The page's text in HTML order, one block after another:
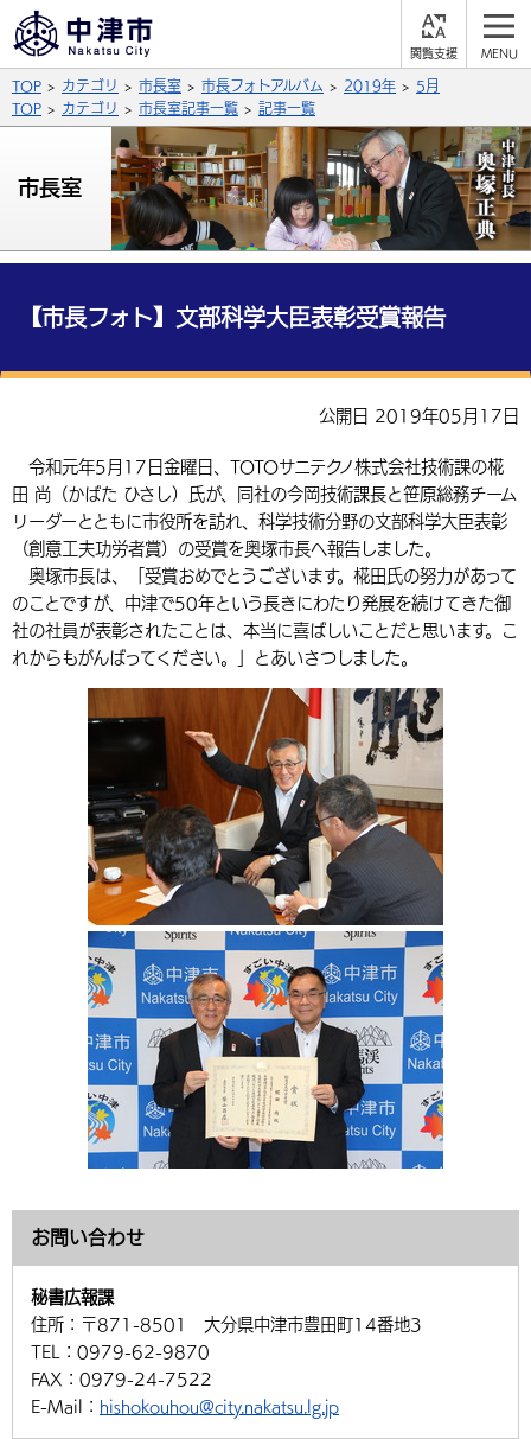
支
背景色
青 白
文字の大きさ
拡大 標準 縮小
言語を選択
英語（English） 中国語（簡体字）
中国語（繁体字） 韓国語（한국어）
組織案内
公式SNS
X (Twitter) YouTube
サイト内検索
総合メニュー
保険・年金
福祉・介護 健康・予防
税金 住宅・インフラ
環境・衛生 生涯学習・スポーツ・人権
選挙 外国人の方向け情報
入札・契約 産業・雇用
農林水産業 税金
都市整備
子育て・教育
施設情報 子どもを預ける
手当・助成 健康・医療
相談・支援・情報 計画・施策
観光・移住
観光なび スポットを探す
遊ぶ・体験する グルメ・食べる
買う・おみやげ 四季のイベント・祭り
移住・定住
市政情報
中津市について 市役所の紹介
地方創生・地域活性化 広報・広聴
行政・計画
TOP カテゴリ 市長室 市長フォトアルバム 2019年
5月
TOP
カテゴリ 市長室記事一覧 記事一覧
市長室
【市長フォト】文部科学大臣表彰受賞報告
公開日 2019年05月17日
令和元年5月17日金曜日、TOTOサニテクノ株式会社技術課の椛
田 尚（かばた ひさし）氏が、同社の今岡技術課長と笹原総務チーム
リーダーとともに市役所を訪れ、科学技術分野の文部科学大臣表彰
（創意工夫功労者賞）の受賞を奥塚市長へ報告しました。
奥塚市長は、「受賞おめでとうございます。椛田氏の努力があって
のことですが、中津で50年という長きにわたり発展を続けてきた御
社の社員が表彰されたことは、本当に喜ばしいことだと思います。こ
れからもがんばってください。」とあいさつしました。
お問い合わせ
秘書広報課
住所： 〒871-8501 大分県中津市豊田町14番地3
TEL： 0979-62-9870
FAX： 0979-24-7522
E-Mail： hishokouhou@city.nakatsu.lg.jp